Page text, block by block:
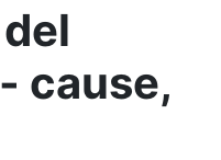
cause,